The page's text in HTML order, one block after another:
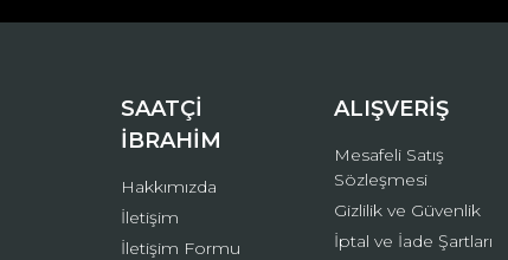
Bu ürüne benzer farklı alternatifler olmalı.
SAATÇİ
İBRAHİM
Hakkımızda
İletişim
İletişim Formu
ALIŞVERİŞ
Mesafeli Satış
Sözleşmesi
Gizlilik ve Güvenlik
İptal ve İade Şartları